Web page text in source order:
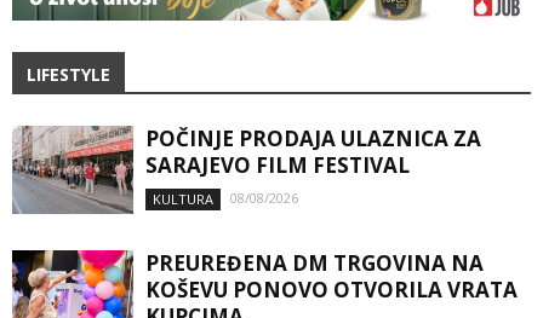
LIFESTYLE
POČINJE PRODAJA ULAZNICA ZA
SARAJEVO FILM FESTIVAL
KULTURA 08/08/2026
PREUREĐENA DM TRGOVINA NA
KOŠEVU PONOVO OTVORILA VRATA